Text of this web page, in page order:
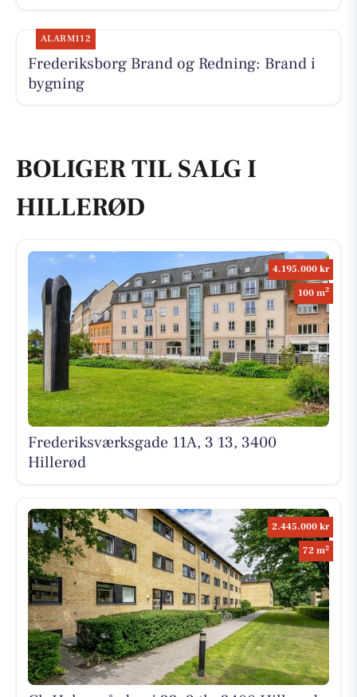
ALARM112
Frederiksborg Brand og Redning: Brand i
bygning
BOLIGER TIL SALG I
HILLERØD
4.195.000 kr
100 m2
Frederiksværksgade 11A, 3 13, 3400
Hillerød
2.445.000 kr
72 m2